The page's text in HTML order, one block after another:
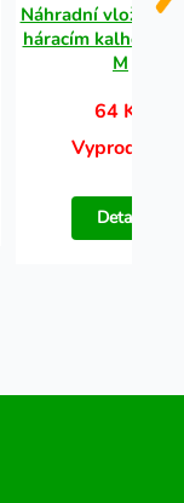
Náhradní vložky
háracím
M
64 Kč
Vyprodáno
Detail